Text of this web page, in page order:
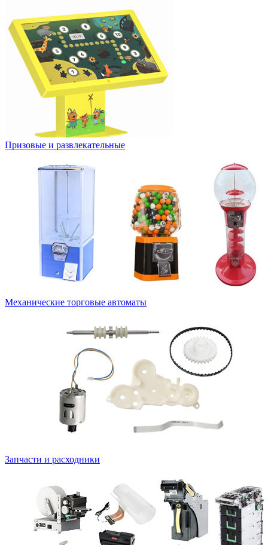
Призовые и развлекательные
Механические торговые автоматы
Запчасти и расходники